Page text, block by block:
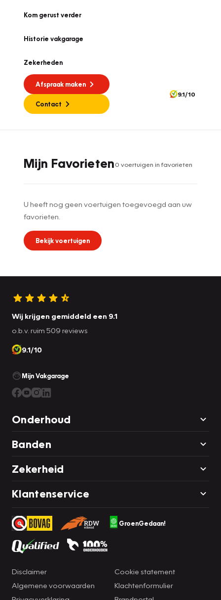
Kom gerust verder
Historie vakgarage
Zekerheden
Afspraak maken
Contact
9.1/10
Mijn Favorieten0 voertuigen in favorieten
U heeft nog geen voertuigen toegevoegd aan uw
favorieten.
Bekijk voertuigen
Wij krijgen gemiddeld een 9.1
o.b.v. ruim 509 reviews
9.1/10
Mijn Vakgarage
Onderhoud
Banden
Zekerheid
Klantenservice
GroenGedaan!
Disclaimer
Algemene voorwaarden
Cookie statement
Klachtenformulier